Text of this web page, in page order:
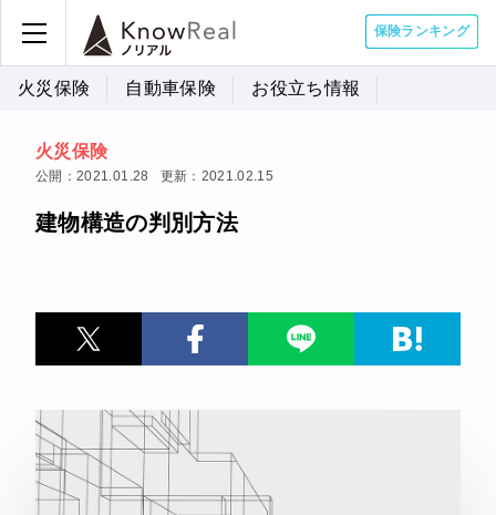
保険ランキング
火災保険 自動車保険 お役立ち情報
火災保険
公開：2021.01.28 更新：2021.02.15
建物構造の判別方法